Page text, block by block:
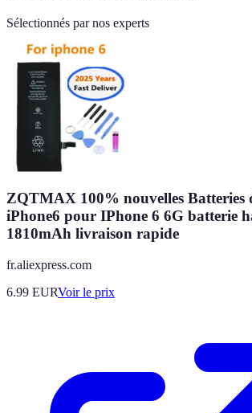
Sélectionnés par nos experts
ZQTMAX 100% nouvelles Batteries
iPhone6 pour IPhone 6 6G batterie
1810mAh livraison rapide
fr.aliexpress.com
6.99 EURVoir le prix